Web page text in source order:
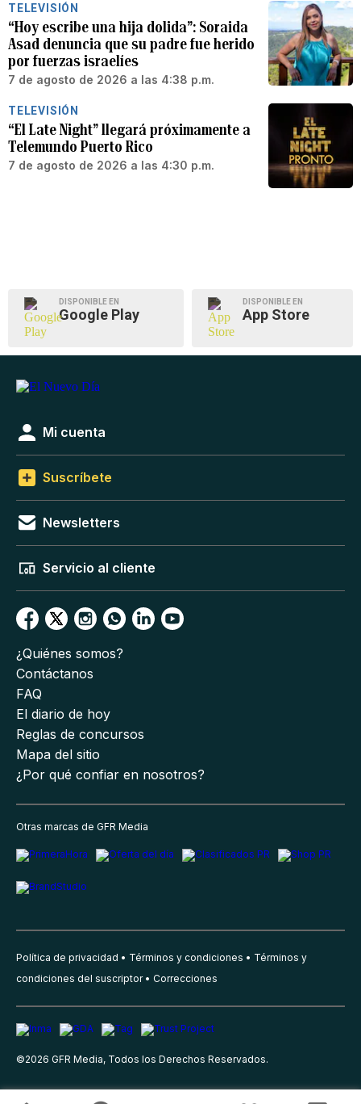
TELEVISIÓN
“Hoy escribe una hija dolida”: Soraida
Asad denuncia que su padre fue herido
por fuerzas israelíes
7 de agosto de 2026 a las 4:38 p.m.
TELEVISIÓN
“El Late Night” llegará próximamente a
Telemundo Puerto Rico
7 de agosto de 2026 a las 4:30 p.m.
DISPONIBLE EN
Google Play
DISPONIBLE EN
App Store
Mi cuenta
Suscríbete
Newsletters
Servicio al cliente
¿Quiénes somos?
Contáctanos
FAQ
El diario de hoy
Reglas de concursos
Mapa del sitio
¿Por qué confiar en nosotros?
Otras marcas de GFR Media
Política de privacidad Términos y condiciones
Términos y
condiciones del suscriptor
Correcciones
©2026 GFR Media, Todos los Derechos Reservados.